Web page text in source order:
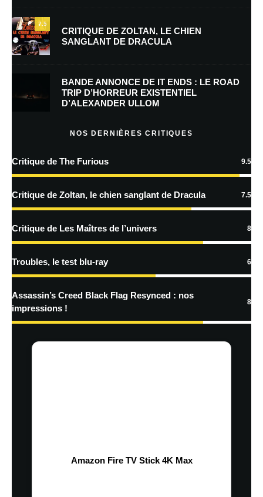
Enregistrer mon nom, mon e-mail et mon site dans le navigateur pour
mon prochain commentaire.
Prévenez-moi de tous les nouveaux commentaires par e-mail.
En savoir
traitées
7.5
CRITIQUE DE ZOLTAN, LE CHIEN
SANGLANT DE DRACULA
BANDE ANNONCE DE IT ENDS : LE ROAD
TRIP D’HORREUR EXISTENTIEL
D’ALEXANDER ULLOM
NOS DERNIÈRES CRITIQUES
Critique de The Furious 9.5
Critique de Zoltan, le chien sanglant de Dracula 7.5
Critique de Les Maîtres de l’univers 8
Troubles, le test blu-ray 6
Assassin’s Creed Black Flag Resynced : nos
impressions !
8
Amazon Fire TV Stick 4K Max